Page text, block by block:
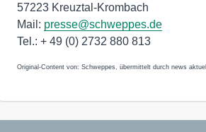
57223 Kreuztal-Krombach
Mail: presse@schweppes.de
Tel.: + 49 (0) 2732 880 813
Original-Content von: Schweppes, übermittelt durch news aktuell